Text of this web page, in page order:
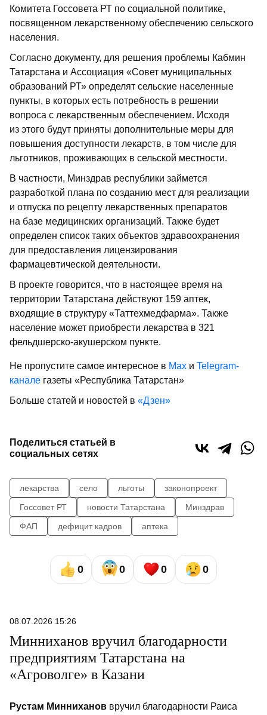
Комитета Госсовета РТ по социальной политике,
посвященном лекарственному обеспечению сельского
населения.
Согласно документу, для решения проблемы Кабмин
Татарстана и Ассоциация «Совет муниципальных
образований РТ» определят сельские населенные
пункты, в которых есть потребность в решении
вопроса с лекарственным обеспечением. Исходя
из этого будут приняты дополнительные меры для
повышения доступности лекарств, в том числе для
льготников, проживающих в сельской местности.
В частности, Минздрав республики займется
разработкой плана по созданию мест для реализации
и отпуска по рецепту лекарственных препаратов
на базе медицинских организаций. Также будет
определен список таких объектов здравоохранения
для предоставления лицензирования
фармацевтической деятельности.
В проекте говорится, что в настоящее время на
территории Татарстана действуют 159 аптек,
входящие в структуру «Таттехмедфарма». Также
население может приобрести лекарства в 321
фельдшерско-акушерском пункте.
Не пропустите самое интересное в Max и Telegram-
канале газеты «Республика Татарстан»
Больше статей и новостей в «Дзен»
Поделиться статьей в
социальных сетях
лекарства село льготы
законопроект
Госсовет РТ
новости Татарстана
Минздрав
ФАП
дефицит кадров аптека
0 0 0 0
08.07.2026 15:26
Минниханов вручил благодарности
предприятиям Татарстана на
«Агроволге» в Казани
Рустам Минниханов вручил благодарности Раиса